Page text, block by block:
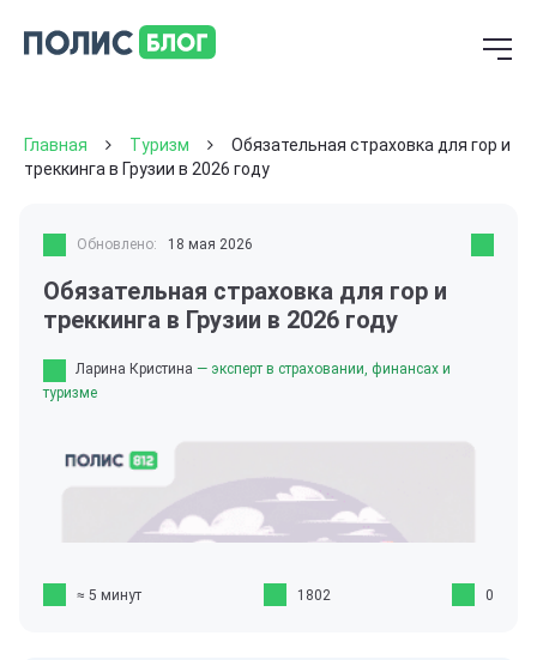
Главная Туризм
Обязательная страховка для гор и
треккинга в Грузии в 2026 году
Обновлено: 18 мая 2026
Обязательная страховка для гор и
треккинга в Грузии в 2026 году
Ларина Кристина — эксперт в страховании, финансах и
туризме
≈ 5 минут 1802 0